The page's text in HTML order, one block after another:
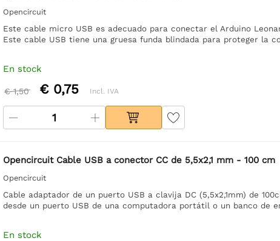
Opencircuit
Este cable micro USB es adecuado para conectar el Arduino
Este cable USB tiene una gruesa funda blindada para proteger la
En stock
€ 1,50 € 0,75 Incl. IVA
Opencircuit Cable USB a conector CC de 5,5x2,1 mm - 100 cm
Opencircuit
Cable adaptador de un puerto USB a clavija DC (5,5x2,1mm) de
desde un puerto USB de una computadora portátil o un banco de
En stock